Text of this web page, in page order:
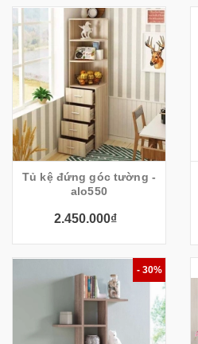
Tủ kệ đứng góc tường -
alo550
2.450.000₫
- 30%